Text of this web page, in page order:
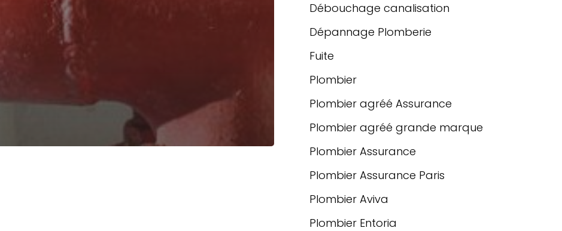
Débouchage canalisation
Dépannage Plomberie
Fuite
Plombier
Plombier agréé Assurance
Plombier agréé grande marque
Plombier Assurance
Plombier Assurance Paris
Plombier Aviva
Plombier Entoria